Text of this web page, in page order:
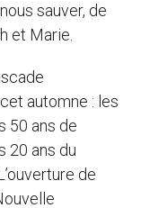
sauver, de
et Marie.
automne : les
50 ans de
20 ans du
de